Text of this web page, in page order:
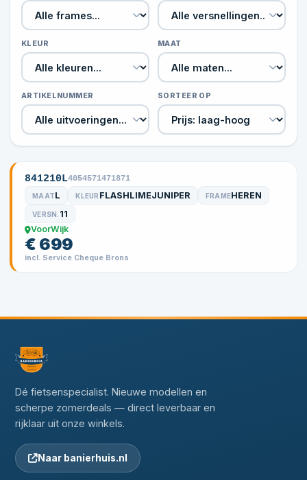
KLEUR MAAT
ARTIKELNUMMER SORTEER OP
841210L4054571471871
MAATL KLEUR FLASHLIMEJUNIPER FRAMEHEREN
VERSN. 11
VoorWijk
€ 699
incl. Service Cheque Brons
Dé fietsenspecialist. Nieuwe modellen en
scherpe zomerdeals — direct leverbaar en
rijklaar uit onze winkels.
Naar banierhuis.nl